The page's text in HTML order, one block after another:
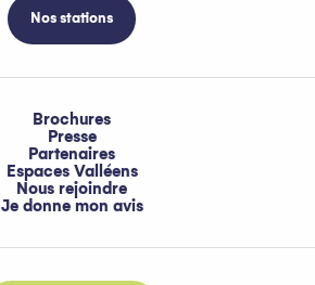
Nos stations
Brochures
Presse
Partenaires
Espaces Valléens
Nous rejoindre
Je donne mon avis